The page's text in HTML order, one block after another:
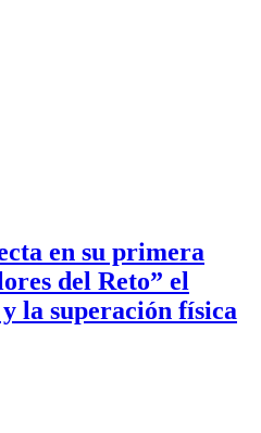
en su primera
del Reto” el
la superación física